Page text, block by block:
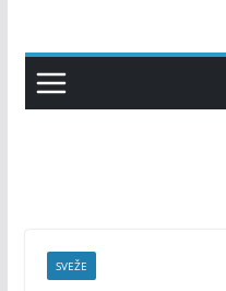
content
SVEŽE